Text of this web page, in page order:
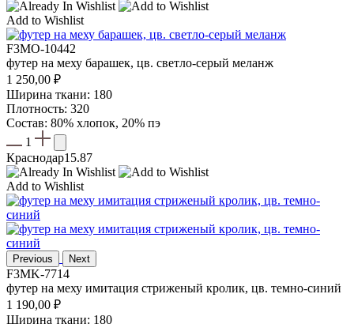
Add to Wishlist
F3MO-10442
футер на меху барашек, цв. светло-серый меланж
1 250,00 ₽
Ширина ткани: 180
Плотность: 320
Состав: 80% хлопок, 20% пэ
1
Краснодар15.87
Add to Wishlist
Previous Next
F3MK-7714
футер на меху имитация стриженый кролик, цв. темно-синий
1 190,00 ₽
Ширина ткани: 180